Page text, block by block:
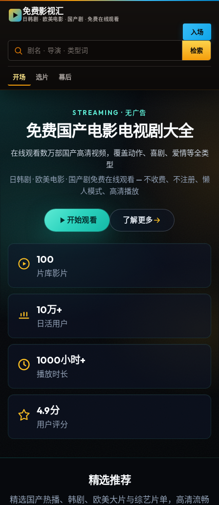
免费影视汇
日韩剧 · 欧美电影 · 国产剧 · 免费在线观看
检索
入场
开场 选片 幕后
STREAMING · 无广告
免费国产电影电视剧大全
在线观看数万部国产高清视频，覆盖动作、喜剧、爱情等全类
型
日韩剧 · 欧美电影 · 国产剧免费在线观看 — 不收费、不注册、懒
人模式、高清播放
开始观看 了解更多
100
片库影片
10万+
日活用户
1000小时+
播放时长
4.9分
用户评分
精选推荐
精选国产热播、韩剧、欧美大片与综艺片单，高清流畅